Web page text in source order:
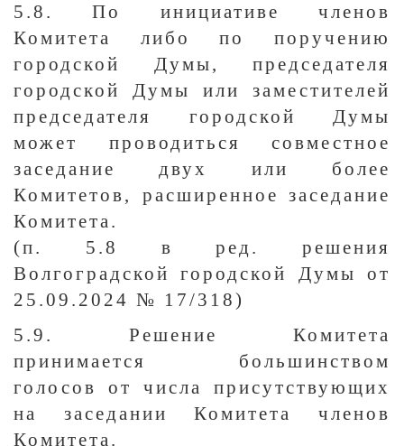
5.8. По инициативе членов
Комитета либо по поручению
городской Думы, председателя
городской Думы или заместителей
председателя городской Думы
может проводиться совместное
заседание двух или более
Комитетов, расширенное заседание
Комитета.
(п. 5.8 в ред. решения
Волгоградской городской Думы от
25.09.2024 № 17/318)
5.9. Решение Комитета
принимается большинством
голосов от числа присутствующих
на заседании Комитета членов
Комитета.